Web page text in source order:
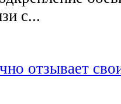
с...
отзывает